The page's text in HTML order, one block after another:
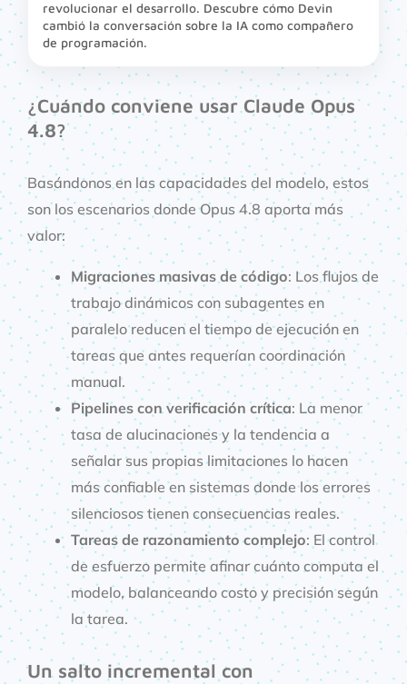
revolucionar el desarrollo. Descubre cómo Devin
cambió la conversación sobre la IA como compañero
de programación.
¿Cuándo conviene usar Claude Opus
4.8?
Basándonos en las capacidades del modelo, estos
son los escenarios donde Opus 4.8 aporta más
valor:
Migraciones masivas de código: Los flujos de
trabajo dinámicos con subagentes en
paralelo reducen el tiempo de ejecución en
tareas que antes requerían coordinación
manual.
Pipelines con verificación crítica: La menor
tasa de alucinaciones y la tendencia a
señalar sus propias limitaciones lo hacen
más confiable en sistemas donde los errores
silenciosos tienen consecuencias reales.
Tareas de razonamiento complejo: El control
de esfuerzo permite afinar cuánto computa el
modelo, balanceando costo y precisión según
la tarea.
Un salto incremental con